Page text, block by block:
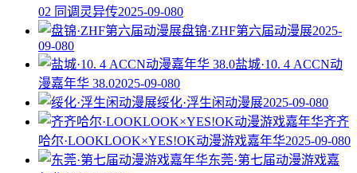
02 同调灵异传2025-09-080
盘锦·ZHF第六届动漫展2025-
09-080
盐城·10. 4 ACCN动
漫嘉年华 38.02025-09-080
绥化·浮生闲动漫展2025-09-080
齐齐
哈尔·LOOKLOOK×YES!OK动漫游戏嘉年华2025-09-080
东莞·第七届动漫游戏嘉